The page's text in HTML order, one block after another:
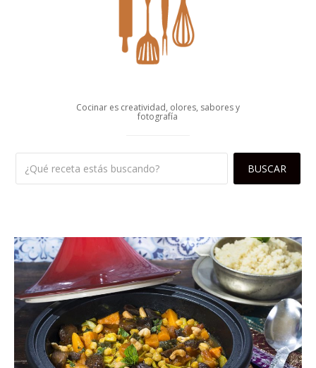
Cocinar es creatividad, olores, sabores y
fotografía